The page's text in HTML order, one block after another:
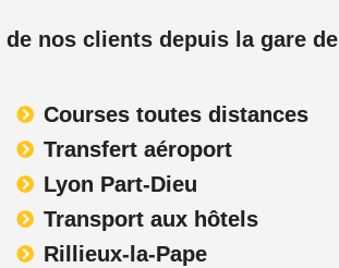
nos clients depuis la gare de
Courses toutes distances
Transfert aéroport
Lyon Part-Dieu
Transport aux hôtels
Rillieux-la-Pape